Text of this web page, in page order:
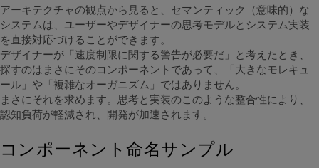
アーキテクチャの観点から見ると、セマンティック（意味的）な
システムは、ユーザーやデザイナーの思考モデルとシステム実装
を直接対応づけることができます。
デザイナーが「速度制限に関する警告が必要だ」と考えたとき、
探すのはまさにそのコンポーネントであって、「大きなモレキュ
ール」や「複雑なオーガニズム」ではありません。
まさにそれを求めます。思考と実装のこのような整合性により、
認知負荷が軽減され、開発が加速されます。
コンポーネント命名サンプル